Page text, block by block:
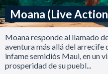
Moana (Live
Moana responde al llamado
aventura más allá del arrecife
infame semidiós Maui, en un
prosperidad de su puebl...